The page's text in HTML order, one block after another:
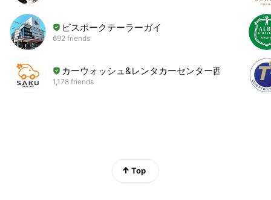
ビスポークテーラーガイ
692 friends
カーウォッシュ&レンタカーセンター西大路
1,178 friends
Top